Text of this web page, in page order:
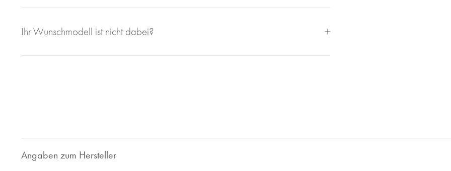
Mit großem Engagement, Sachverstand und viel eigener Freude an schönen Uhren
sorgen wir für einen einwandfreien Uhrenservice bei Juwelier Roberto.
Ihr Wunschmodell ist nicht dabei?
Angaben zum Hersteller